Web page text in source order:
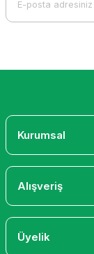
Kurumsal
Alışveriş
Üyelik